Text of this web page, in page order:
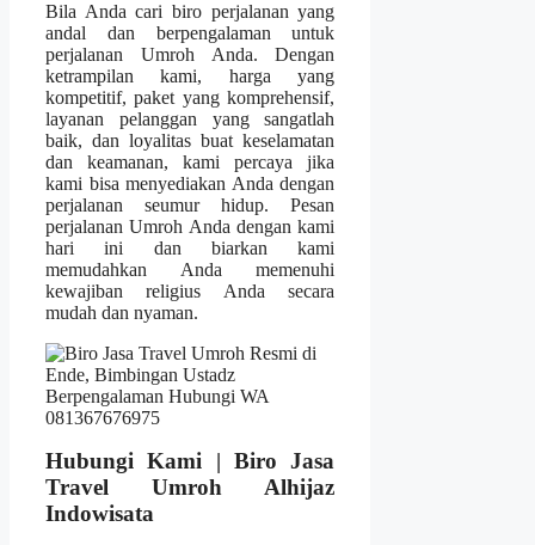
Bila Anda cari biro perjalanan yang
andal dan berpengalaman untuk
perjalanan Umroh Anda. Dengan
ketrampilan kami, harga yang
kompetitif, paket yang komprehensif,
layanan pelanggan yang sangatlah
baik, dan loyalitas buat keselamatan
dan keamanan, kami percaya jika
kami bisa menyediakan Anda dengan
perjalanan seumur hidup. Pesan
perjalanan Umroh Anda dengan kami
hari ini dan biarkan kami
memudahkan Anda memenuhi
kewajiban religius Anda secara
mudah dan nyaman.
Hubungi Kami | Biro Jasa
Travel Umroh Alhijaz
Indowisata